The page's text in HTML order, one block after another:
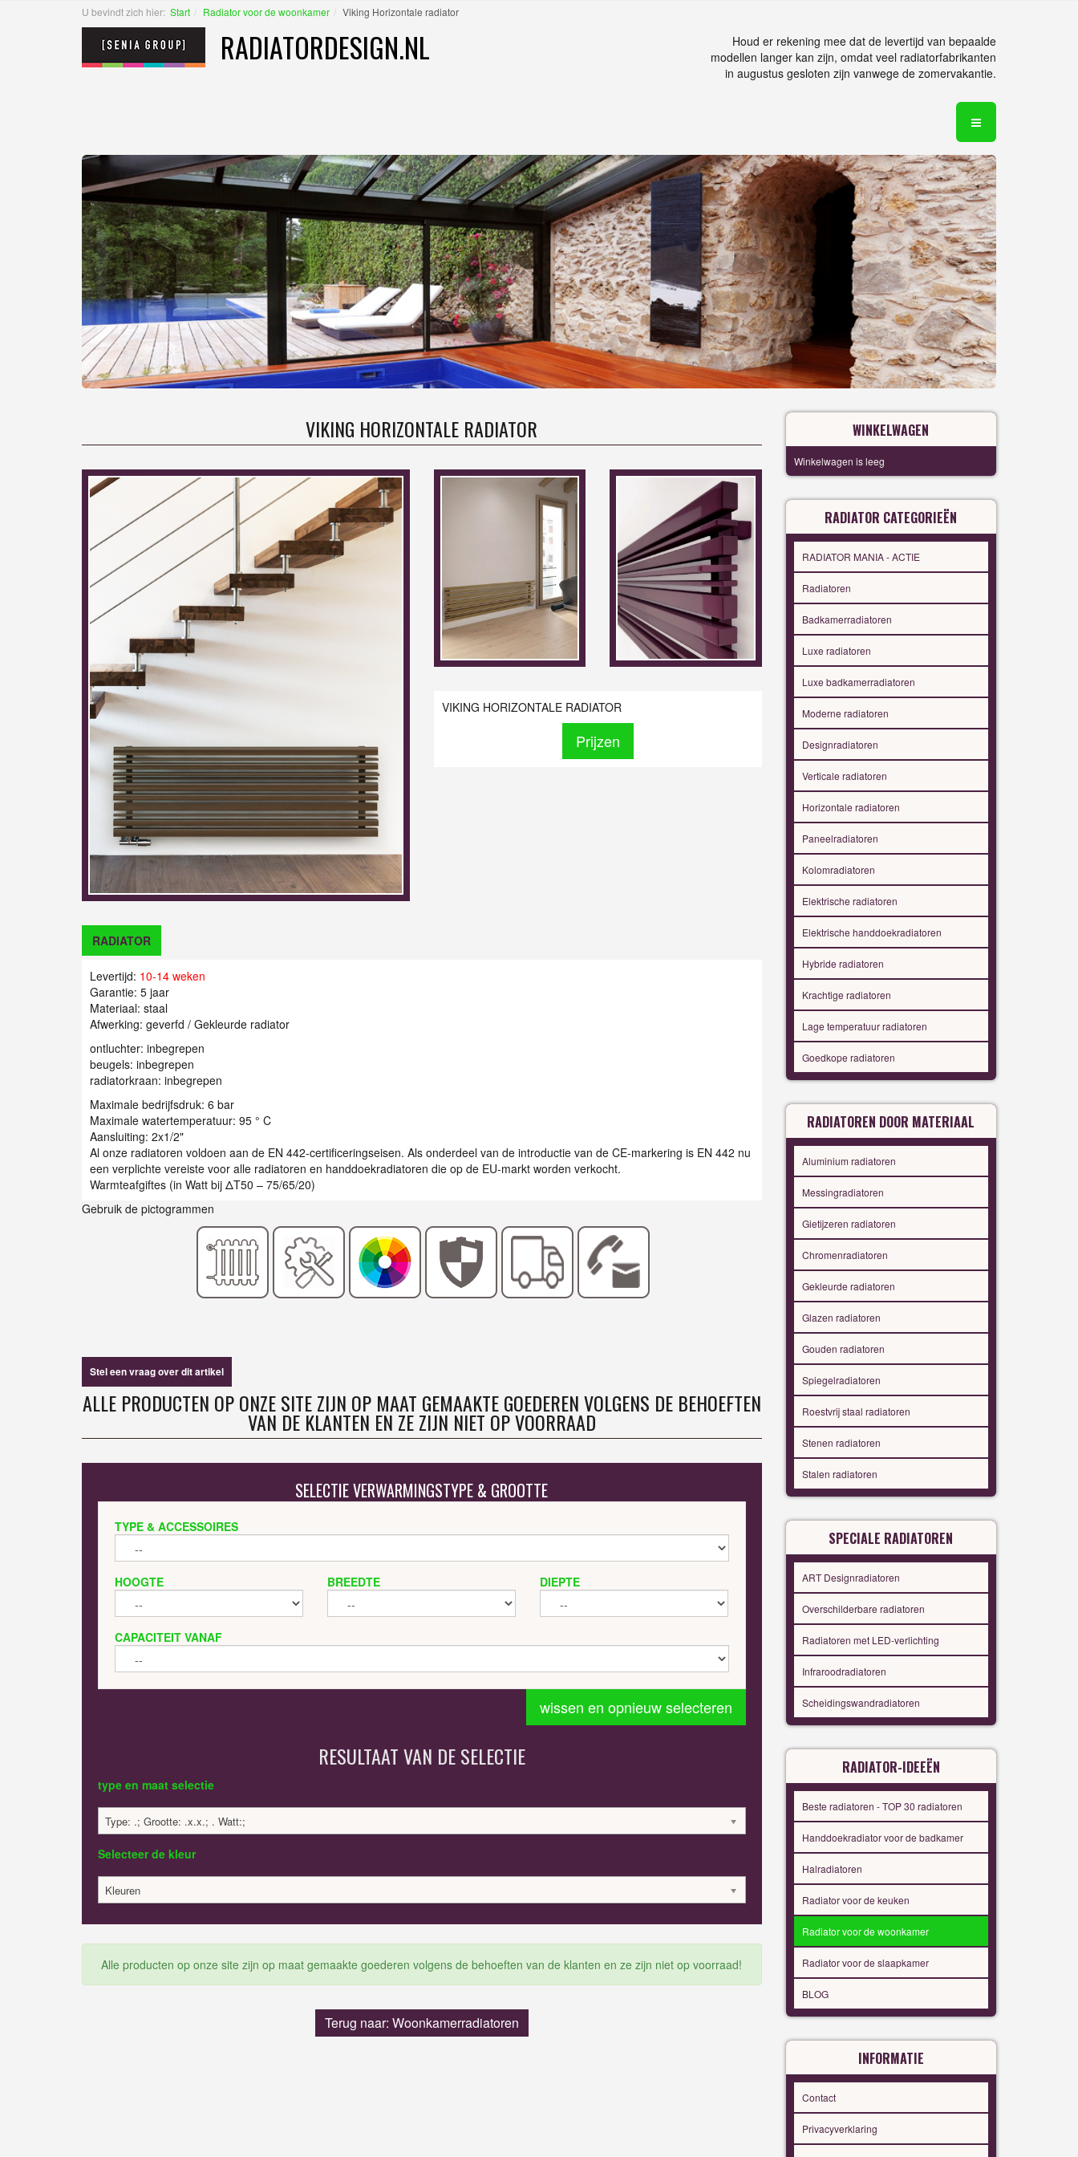
U bevindt zich hier: Start Radiator voor de woonkamer Viking Horizontale radiator
RADIATORDESIGN.NL
Houd er rekening mee dat de levertijd van bepaalde
modellen langer kan zijn, omdat veel radiatorfabrikanten
in augustus gesloten zijn vanwege de zomervakantie.
VIKING HORIZONTALE RADIATOR
VIKING HORIZONTALE RADIATOR
Prijzen
RADIATOR
Levertijd: 10-14 weken
Garantie: 5 jaar
Materiaal: staal
Afwerking: geverfd / Gekleurde radiator
ontluchter: inbegrepen
beugels: inbegrepen
radiatorkraan: inbegrepen
Maximale bedrijfsdruk: 6 bar
Maximale watertemperatuur: 95 ° C
Aansluiting: 2x1/2"
Al onze radiatoren voldoen aan de EN 442-certificeringseisen. Als onderdeel van de introductie van de CE-markering is EN 442 nu
een verplichte vereiste voor alle radiatoren en handdoekradiatoren die op de EU-markt worden verkocht.
Warmteafgiftes (in Watt bij ΔT50 – 75/65/20)
Gebruik de pictogrammen
Stel een vraag over dit artikel
ALLE PRODUCTEN OP ONZE SITE ZIJN OP MAAT GEMAAKTE GOEDEREN VOLGENS DE BEHOEFTEN
VAN DE KLANTEN EN ZE ZIJN NIET OP VOORRAAD
SELECTIE VERWARMINGSTYPE & GROOTTE
TYPE & ACCESSOIRES
HOOGTE BREEDTE DIEPTE
CAPACITEIT VANAF
wissen en opnieuw selecteren
RESULTAAT VAN DE SELECTIE
type en maat selectie
Type: .; Grootte: .x.x.; . Watt:;
Selecteer de kleur
Kleuren
Alle producten op onze site zijn op maat gemaakte goederen volgens de behoeften van de klanten en ze zijn niet op voorraad!
Terug naar: Woonkamerradiatoren
WINKELWAGEN
Winkelwagen is leeg
RADIATOR CATEGORIEËN
RADIATOR MANIA - ACTIE
Radiatoren
Badkamerradiatoren
Luxe radiatoren
Luxe badkamerradiatoren
Moderne radiatoren
Designradiatoren
Verticale radiatoren
Horizontale radiatoren
Paneelradiatoren
Kolomradiatoren
Elektrische radiatoren
Elektrische handdoekradiatoren
Hybride radiatoren
Krachtige radiatoren
Lage temperatuur radiatoren
Goedkope radiatoren
RADIATOREN DOOR MATERIAAL
Aluminium radiatoren
Messingradiatoren
Gietijzeren radiatoren
Chromenradiatoren
Gekleurde radiatoren
Glazen radiatoren
Gouden radiatoren
Spiegelradiatoren
Roestvrij staal radiatoren
Stenen radiatoren
Stalen radiatoren
SPECIALE RADIATOREN
ART Designradiatoren
Overschilderbare radiatoren
Radiatoren met LED-verlichting
Infraroodradiatoren
Scheidingswandradiatoren
RADIATOR-IDEEËN
Beste radiatoren - TOP 30 radiatoren
Handdoekradiator voor de badkamer
Halradiatoren
Radiator voor de keuken
Radiator voor de woonkamer
Radiator voor de slaapkamer
BLOG
INFORMATIE
Contact
Privacyverklaring